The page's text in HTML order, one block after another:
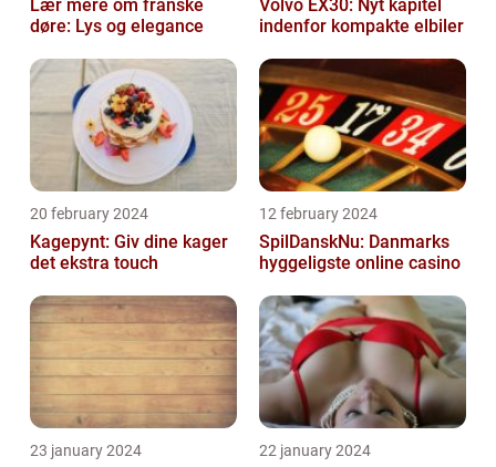
Lær mere om franske
døre: Lys og elegance
Volvo EX30: Nyt kapitel
indenfor kompakte elbiler
20 february 2024
Kagepynt: Giv dine kager
det ekstra touch
12 february 2024
SpilDanskNu: Danmarks
hyggeligste online casino
23 january 2024 22 january 2024